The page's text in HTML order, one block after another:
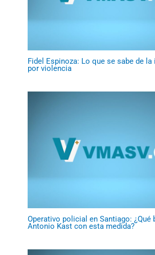
Fidel Espinoza: Lo que se sabe de
por violencia
Operativo policial en Santiago: ¿Qué
Antonio Kast con esta medida?